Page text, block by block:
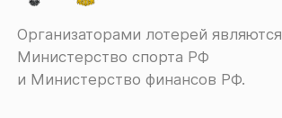
Организаторами лотерей являются
Министерство спорта РФ
и Министерство финансов РФ.